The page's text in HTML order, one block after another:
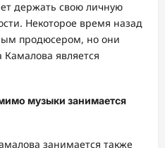
держать свою личную
Некоторое время назад
продюсером, но они
Камалова является
музыки занимается
занимается также